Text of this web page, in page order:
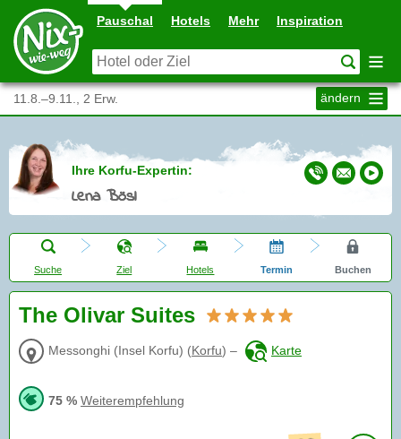
Pauschal Hotels Mehr Inspiration
11.8.–9.11., 2 Erw. ändern
Ihre Korfu-Expertin:
Lena Bösl
Suche Ziel Hotels Termin Buchen
The Olivar Suites
Messonghi (Insel Korfu) (Korfu) – Karte
75 % Weiterempfehlung